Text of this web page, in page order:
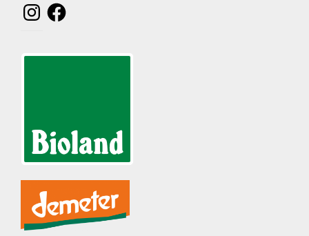
InstagramFacebook